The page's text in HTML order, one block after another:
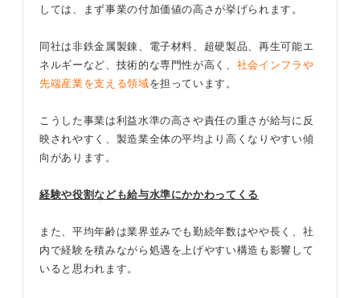
しては、まず事業の付加価値の高さが挙げられます。
同社は非鉄金属製錬、電子材料、超硬製品、再生可能エ
ネルギーなど、技術的な専門性が高く、 社会インフラや
先端産業を支える領域を担っています。
こうした事業は利益水準の高さや責任の重さが給与に反
映されやすく、製造業全体の平均より高くなりやすい傾
向があります。
経験や役割なども給与水準にかかわってくる
また、平均年齢は業界並みでも勤続年数はやや長く、社
内で経験を積みながら処遇を上げやすい構造も影響して
いると思われます。